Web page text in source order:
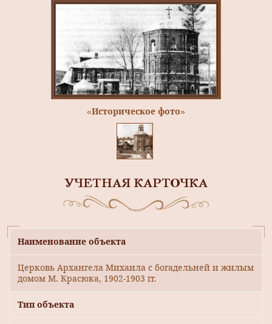
«Историческое фото»
УЧЕТНАЯ КАРТОЧКА
Наименование объекта
Церковь Архангела Михаила с богадельней и жилым
домом М. Красюка, 1902-1903 гг.
Тип объекта